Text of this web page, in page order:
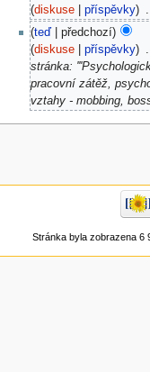
diskuse
příspěvky
teď
předchozí
diskuse
příspěvky
stránka:
pracovní zátěž,
vztahy - mobbing,
Stránka byla zobrazena 6